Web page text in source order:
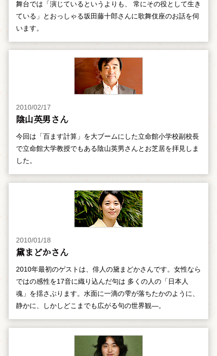
舞台では「演じているというよりも、 常にその役として生き
ている」とおっしゃる坂田藤十郎さんに歌舞伎座のお話を伺
います。
2010/02/17
陰山英男さん
今回は「百ます計算」を大ブームにした立命館小学校副校長
で立命館大学教授でもある陰山英男さんとお芝居を拝見しま
した。
2010/01/18
黛まどかさん
2010年最初のゲストは、俳人の黛まどかさんです。女性なら
ではの感性を17音に織り込んだ句は 多くの人の「日本人
魂」を揺さぶります。水面に一滴の雫が落ちたかのように、
静かに、しかしどこまでも広がる句の世界観―。